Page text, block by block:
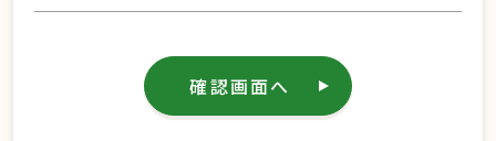
確認画面へ